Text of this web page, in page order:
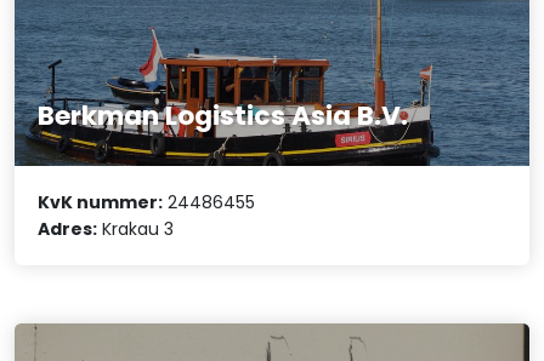
Berkman Logistics Asia B.V.
KvK nummer: 24486455
Adres: Krakau 3